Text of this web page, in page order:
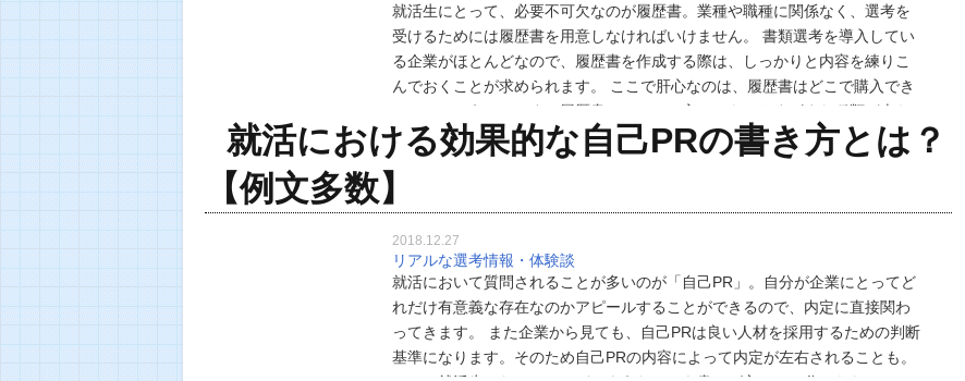
就活生にとって、必要不可欠なのが履歴書。業種や職種に関係なく、選考を
受けるためには履歴書を用意しなければいけません。 書類選考を導入してい
る企業がほとんどなので、履歴書を作成する際は、しっかりと内容を練りこ
んでおくことが求められます。 ここで肝心なのは、履歴書はどこで購入でき
るのかということです。履歴書とひと口に言っても、さまざまな種類が売ら
れているので、どこでどういった履歴書を購入すれば良いので…
就活における効果的な自己PRの書き方とは？
【例文多数】
2018.12.27
リアルな選考情報・体験談
就活において質問されることが多いのが「自己PR」。自分が企業にとってど
れだけ有意義な存在なのかアピールすることができるので、内定に直接関わ
ってきます。 また企業から見ても、自己PRは良い人材を採用するための判断
基準になります。そのため自己PRの内容によって内定が左右されることも。